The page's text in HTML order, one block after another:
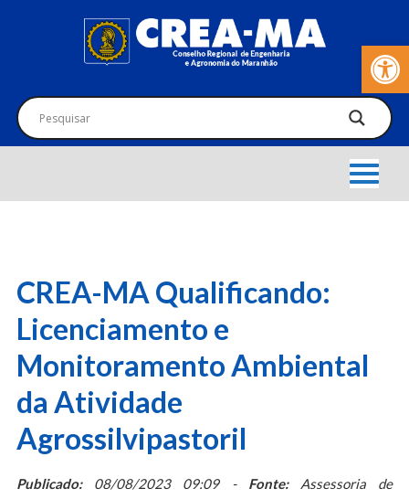
Barra de
CREA-MA Qualificando:
Licenciamento e
Monitoramento Ambiental
da Atividade
Agrossilvipastoril
Publicado:08/08/2023 09:09 - Fonte:Assessoria de